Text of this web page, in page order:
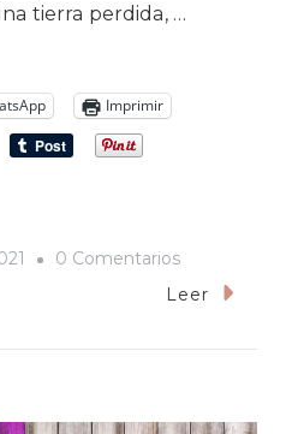
tierra perdida, …
Imprimir
0 ComentariosEn
¿Cómo
Leer